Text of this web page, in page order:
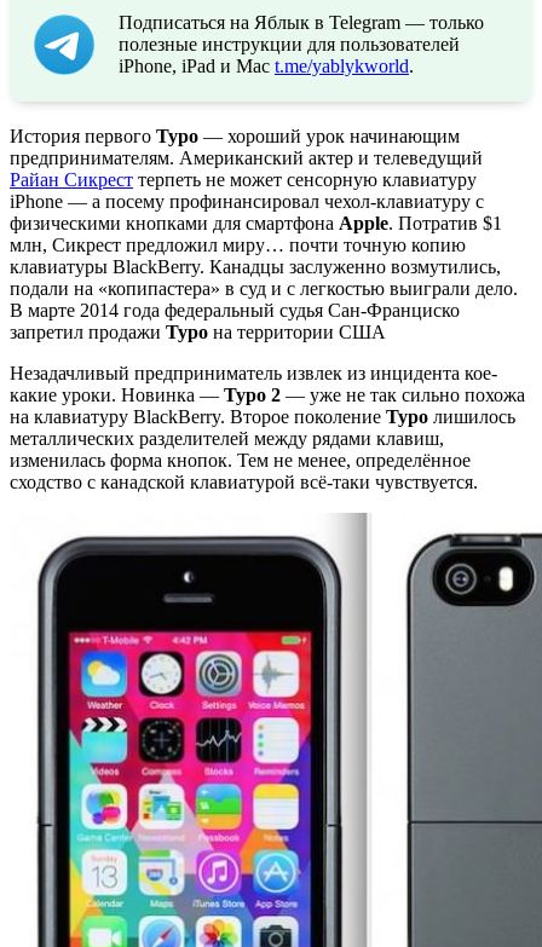
Подписаться на Яблык в Telegram — только
полезные инструкции для пользователей
iPhone, iPad и Mac t.me/yablykworld.
История первого Typo — хороший урок начинающим
предпринимателям. Американский актер и телеведущий
Райан Сикрест терпеть не может сенсорную клавиатуру
iPhone — а посему профинансировал чехол-клавиатуру с
физическими кнопками для смартфона Apple. Потратив $1
млн, Сикрест предложил миру… почти точную копию
клавиатуры BlackBerry. Канадцы заслуженно возмутились,
подали на «копипастера» в суд и с легкостью выиграли дело.
В марте 2014 года федеральный судья Сан-Франциско
запретил продажи Typo на территории США
Незадачливый предприниматель извлек из инцидента кое-
какие уроки. Новинка — Typo 2 — уже не так сильно похожа
на клавиатуру BlackBerry. Второе поколение Typo лишилось
металлических разделителей между рядами клавиш,
изменилась форма кнопок. Тем не менее, определённое
сходство с канадской клавиатурой всё-таки чувствуется.